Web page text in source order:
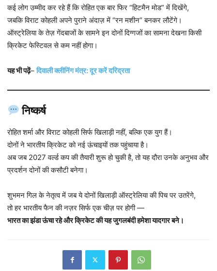
कई लोग उम्मीद कर रहे हैं कि रोहित एक बार फिर “हिटमैन मोड” में दिखेंगे,
जबकि विराट कोहली अपने पुराने अंदाज़ में “रन मशीन” बनकर लौटेंगे।
ऑस्ट्रेलिया के तेज़ गेंदबाजों के सामने इन दोनों दिग्गजों का सामना देखना किसी
क्रिकेट फेस्टिवल से कम नहीं होगा।
यह भी पढ़ें–दिवाली क्लीनिंग मंत्र: दूर करें दरिद्रता
निष्कर्ष
रोहित शर्मा और विराट कोहली सिर्फ खिलाड़ी नहीं, बल्कि एक युग हैं।
दोनों ने भारतीय क्रिकेट को नई ऊंचाइयों तक पहुंचाया है।
अब जब 2027 वर्ल्ड कप की तैयारी शुरू हो चुकी है, तो यह दौरा उनके अनुभव और
प्रदर्शन दोनों की कसौटी बनेगा।
शुभमन गिल के नेतृत्व में जब ये दोनों खिलाड़ी ऑस्ट्रेलिया की पिच पर उतरेंगे,
तो हर भारतीय फैन की नज़र सिर्फ एक चीज़ पर होगी —
भारत का झंडा ऊंचा रहे और क्रिकेट की यह जुगलबंदी हमेशा यादगार बने।